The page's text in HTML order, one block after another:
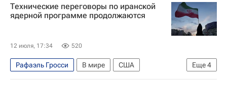
Военная операция США и Израиля против Ирана
Технические переговоры по иранской
ядерной программе продолжаются
12 июля, 17:34 520
Еще4
Рафаэль Гросси В мире
США
Майк Уолтц
ООН
МАГАТЭ